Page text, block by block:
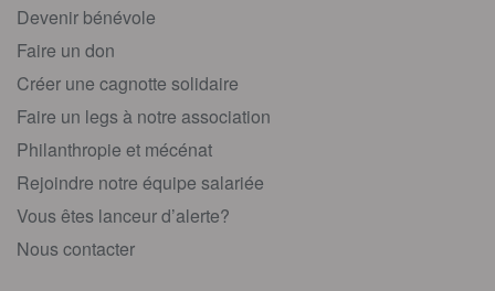
Devenir bénévole
Faire un don
Créer une cagnotte solidaire
Faire un legs à notre association
Philanthropie et mécénat
Rejoindre notre équipe salariée
Vous êtes lanceur d’alerte?
Nous contacter